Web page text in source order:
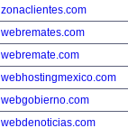
zonaclientes.com
webremates.com
webremate.com
webhostingmexico.com
webgobierno.com
webdenoticias.com